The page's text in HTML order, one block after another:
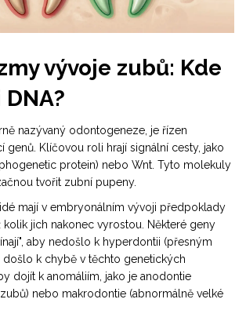
vývoje zubů: Kde
nazývaný odontogeneze, je řízen
genů. Klíčovou roli hrají signální cesty, jako
protein) nebo Wnt. Tyto molekuly
tvořit zubní pupeny.
mají v embryonálním vývoji předpoklady
jich nakonec vyrostou. Některé geny
aby nedošlo k hyperdontii (přesným
došlo k chybě v těchto genetických
dojít k anomáliím, jako je anodontie
nebo makrodontie (abnormálně velké